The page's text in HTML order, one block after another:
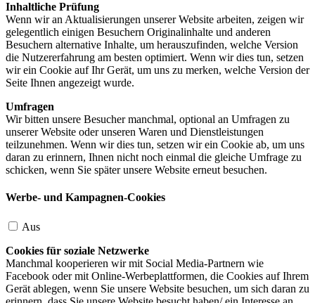
Inhaltliche Prüfung
Wenn wir an Aktualisierungen unserer Website arbeiten, zeigen wir
gelegentlich einigen Besuchern Originalinhalte und anderen
Besuchern alternative Inhalte, um herauszufinden, welche Version
die Nutzererfahrung am besten optimiert. Wenn wir dies tun, setzen
wir ein Cookie auf Ihr Gerät, um uns zu merken, welche Version der
Seite Ihnen angezeigt wurde.
Umfragen
Wir bitten unsere Besucher manchmal, optional an Umfragen zu
unserer Website oder unseren Waren und Dienstleistungen
teilzunehmen. Wenn wir dies tun, setzen wir ein Cookie ab, um uns
daran zu erinnern, Ihnen nicht noch einmal die gleiche Umfrage zu
schicken, wenn Sie später unsere Website erneut besuchen.
Werbe- und Kampagnen-Cookies
Aus
Cookies für soziale Netzwerke
Manchmal kooperieren wir mit Social Media-Partnern wie
Facebook oder mit Online-Werbeplattformen, die Cookies auf Ihrem
Gerät ablegen, wenn Sie unsere Website besuchen, um sich daran zu